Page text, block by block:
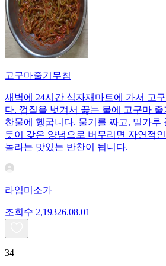
고구마줄기무침
새벽에 24시간 식자재마트에 가서 고
다. 껍질을 벗겨서 끓는 물에 고구마
찬물에 헹굽니다. 물기를 짜고, 밀가루
듯이 갖은 양념으로 버무리면 자연적
놀라는 맛있는 반찬이 됩니다.
라임미소가
조회수 2,19326.08.01
34